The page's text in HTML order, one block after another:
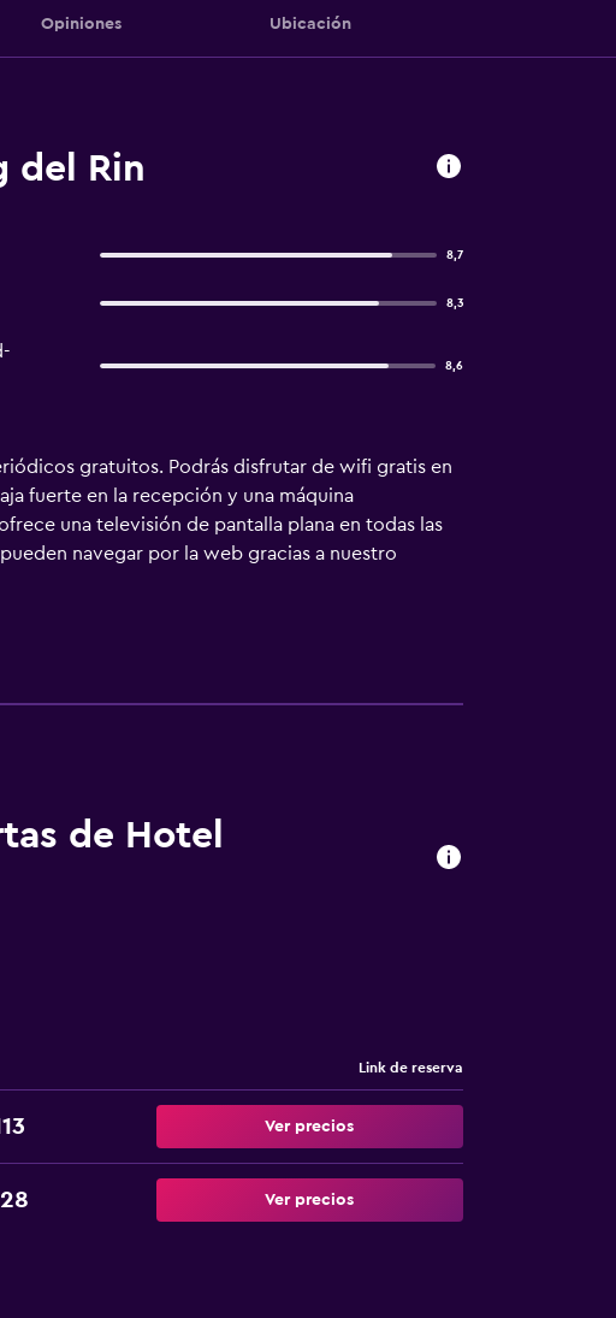
Opiniones Ubicación
del Rin
8,7
8,3
8,6
gratuitos. Podrás disfrutar de wifi gratis en
fuerte en la recepción y una máquina
una televisión de pantalla plana en todas las
navegar por la web gracias a nuestro
en viaje de negocios se incluyen escritorio,
practicar las actividades de ocio y esparcimiento
de Hotel
Link de reserva
Ver precios
Ver precios